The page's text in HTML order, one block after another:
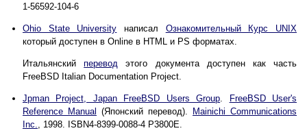
1-56592-104-6
Ohio State University написал Ознакомительный Курс UNIX
который доступен в Online в HTML и PS форматах.
Итальянскийперевод этого документа доступен как часть
FreeBSD Italian Documentation Project.
Jpman Project, Japan FreeBSD Users Group.
FreeBSD User's
Reference Manual (Японский перевод).
Mainichi Communications
Inc., 1998. ISBN4-8399-0088-4 P3800E.